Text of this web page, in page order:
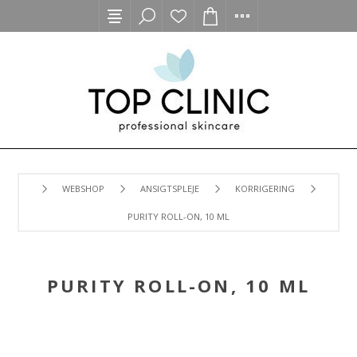
WEBSHOP ANSIGTSPLEJE KORRIGERING
PURITY ROLL-ON, 10 ML
PURITY ROLL-ON, 10 ML